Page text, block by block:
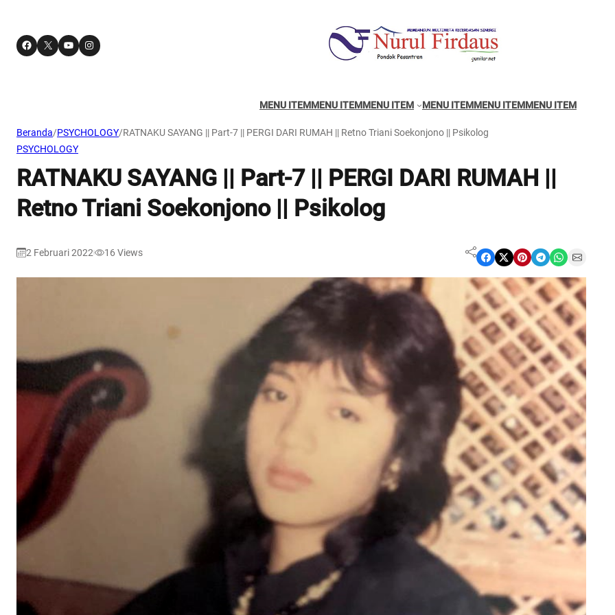
Facebook X YouTube Instagram
MENU ITEMMENU ITEMMENU ITEM MENU ITEMMENU ITEMMENU ITEM
Beranda/PSYCHOLOGY/RATNAKU SAYANG || Part-7 || PERGI DARI RUMAH || Retno Triani Soekonjono || Psikolog
PSYCHOLOGY
RATNAKU SAYANG || Part-7 || PERGI DARI RUMAH ||
Retno Triani Soekonjono || Psikolog
2 Februari 2022 16 Views Share on Facebook Share on X Share on Pinterest Share on Telegram Share on WhatsApp Share on Email